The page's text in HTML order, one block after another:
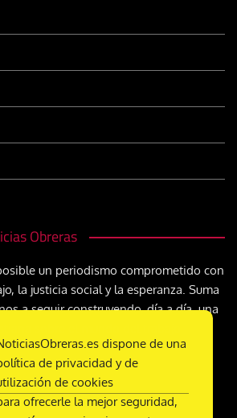
Obreras
un periodismo comprometido con
la justicia social y la esperanza. Suma
a seguir construyendo, día a día, una
sobre el mundo del trabajo
dispone de una
de privacidad y de
de cookies
ofrecerle la mejor seguridad,